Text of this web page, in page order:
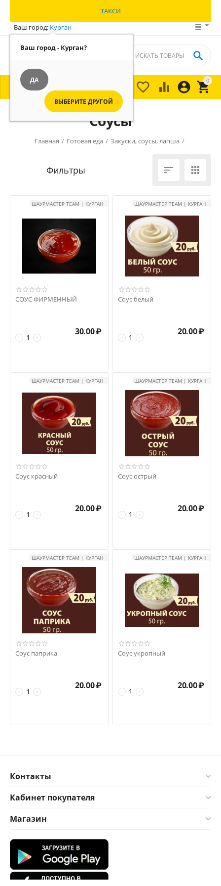
ТАКСИ
Ваш город: Курган
Ваш город - Курган?
ДА
ВЫБЕРИТЕ ДРУГОЙ
0


 

 МЕНЮ
Соусы
Главная / Готовая еда / Закуски, соусы, лапша /
 
ШАУРМАСТЕР TEAM | КУРГАН
СОУС ФИРМЕННЫЙ
+
−
30.00₽
ШАУРМАСТЕР TEAM | КУРГАН
Соус белый
+
−
20.00₽
ШАУРМАСТЕР TEAM | КУРГАН
Соус красный
+
−
20.00₽
ШАУРМАСТЕР TEAM | КУРГАН
Соус острый
+
−
20.00₽
ШАУРМАСТЕР TEAM | КУРГАН
Соус паприка
+
−
20.00₽
ШАУРМАСТЕР TEAM | КУРГАН
Соус укропный
+
−
20.00₽
Контакты
Кабинет покупателя
Магазин